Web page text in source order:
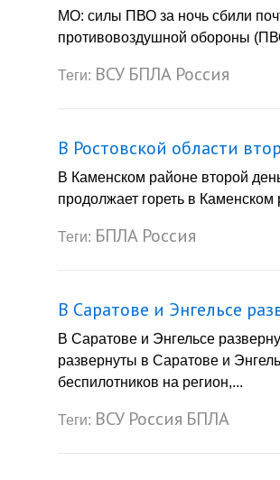
МО: силы ПВО за ночь сбили
противовоздушной обороны
Теги: ВСУ БПЛА Россия
В Ростовской области
В Каменском районе второй
продолжает гореть в
Теги: БПЛА Россия
В Саратове и Энгельсе
В Саратове и Энгельсе
развернуты в Саратове и
беспилотников на регион,...
Теги: ВСУ Россия БПЛА